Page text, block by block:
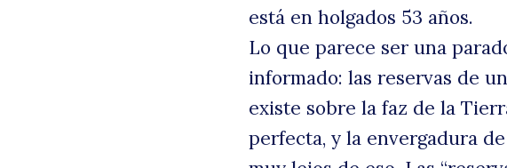
está en holgados 53 años.
Lo que parece ser una
informado: las reservas de
existe sobre la faz de la
perfecta, y la envergadura